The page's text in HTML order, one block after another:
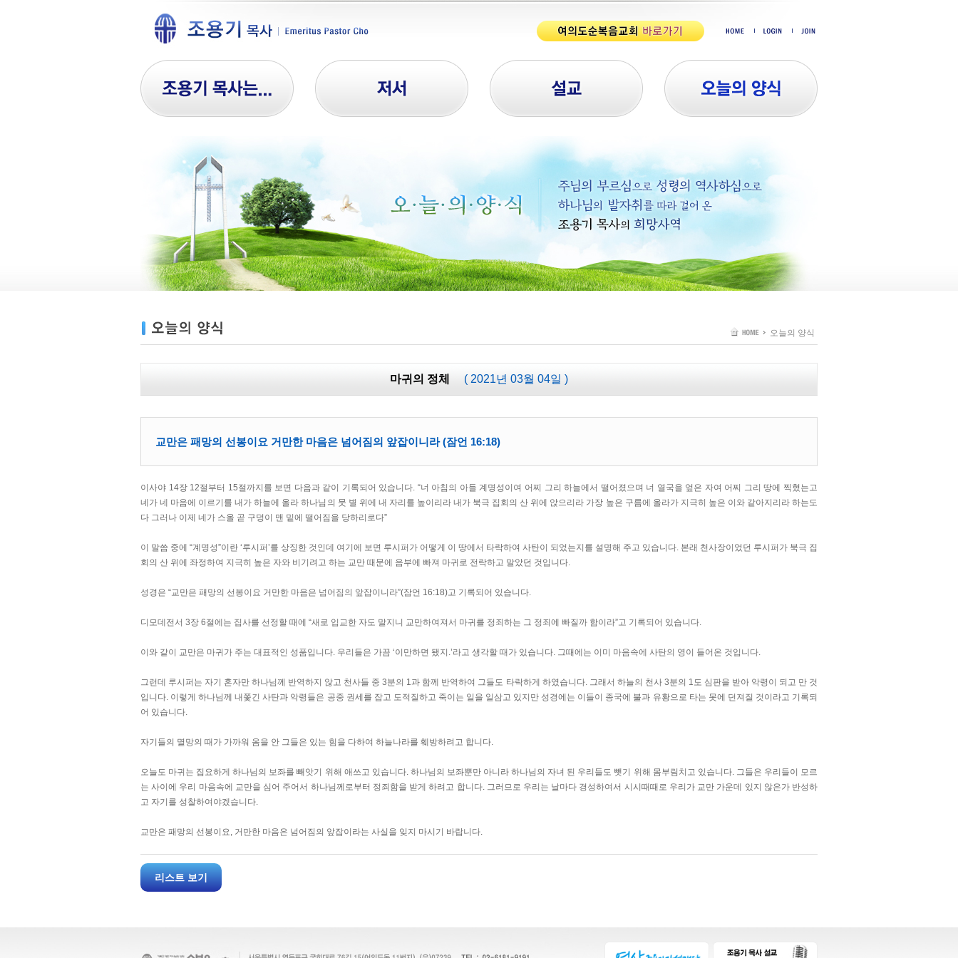
오늘의 양식
마귀의 정체 ( 2021년 03월 04일 )
교만은 패망의 선봉이요 거만한 마음은 넘어짐의 앞잡이니라 (잠언 16:18)
이사야 14장 12절부터 15절까지를 보면 다음과 같이 기록되어 있습니다. “너 아침의 아들 계명성이여 어찌 그리 하늘에서 떨어졌으며 너 열국을 엎은 자여 어찌 그리 땅에 찍혔는고
네가 네 마음에 이르기를 내가 하늘에 올라 하나님의 뭇 별 위에 내 자리를 높이리라 내가 북극 집회의 산 위에 앉으리라 가장 높은 구름에 올라가 지극히 높은 이와 같아지리라 하는도
다 그러나 이제 네가 스올 곧 구덩이 맨 밑에 떨어짐을 당하리로다”
이 말씀 중에 “계명성”이란 ‘루시퍼’를 상징한 것인데 여기에 보면 루시퍼가 어떻게 이 땅에서 타락하여 사탄이 되었는지를 설명해 주고 있습니다. 본래 천사장이었던 루시퍼가 북극 집
회의 산 위에 좌정하여 지극히 높은 자와 비기려고 하는 교만 때문에 음부에 빠져 마귀로 전락하고 말았던 것입니다.
성경은 “교만은 패망의 선봉이요 거만한 마음은 넘어짐의 앞잡이니라”(잠언 16:18)고 기록되어 있습니다.
디모데전서 3장 6절에는 집사를 선정할 때에 “새로 입교한 자도 말지니 교만하여져서 마귀를 정죄하는 그 정죄에 빠질까 함이라”고 기록되어 있습니다.
이와 같이 교만은 마귀가 주는 대표적인 성품입니다. 우리들은 가끔 ‘이만하면 됐지.’라고 생각할 때가 있습니다. 그때에는 이미 마음속에 사탄의 영이 들어온 것입니다.
그런데 루시퍼는 자기 혼자만 하나님께 반역하지 않고 천사들 중 3분의 1과 함께 반역하여 그들도 타락하게 하였습니다. 그래서 하늘의 천사 3분의 1도 심판을 받아 악령이 되고 만 것
입니다. 이렇게 하나님께 내쫓긴 사탄과 악령들은 공중 권세를 잡고 도적질하고 죽이는 일을 일삼고 있지만 성경에는 이들이 종국에 불과 유황으로 타는 못에 던져질 것이라고 기록되
어 있습니다.
자기들의 멸망의 때가 가까워 옴을 안 그들은 있는 힘을 다하여 하늘나라를 훼방하려고 합니다.
오늘도 마귀는 집요하게 하나님의 보좌를 빼앗기 위해 애쓰고 있습니다. 하나님의 보좌뿐만 아니라 하나님의 자녀 된 우리들도 뺏기 위해 몸부림치고 있습니다. 그들은 우리들이 모르
는 사이에 우리 마음속에 교만을 심어 주어서 하나님께로부터 정죄함을 받게 하려고 합니다. 그러므로 우리는 날마다 경성하여서 시시때때로 우리가 교만 가운데 있지 않은가 반성하
고 자기를 성찰하여야겠습니다.
교만은 패망의 선봉이요, 거만한 마음은 넘어짐의 앞잡이라는 사실을 잊지 마시기 바랍니다.
리스트 보기